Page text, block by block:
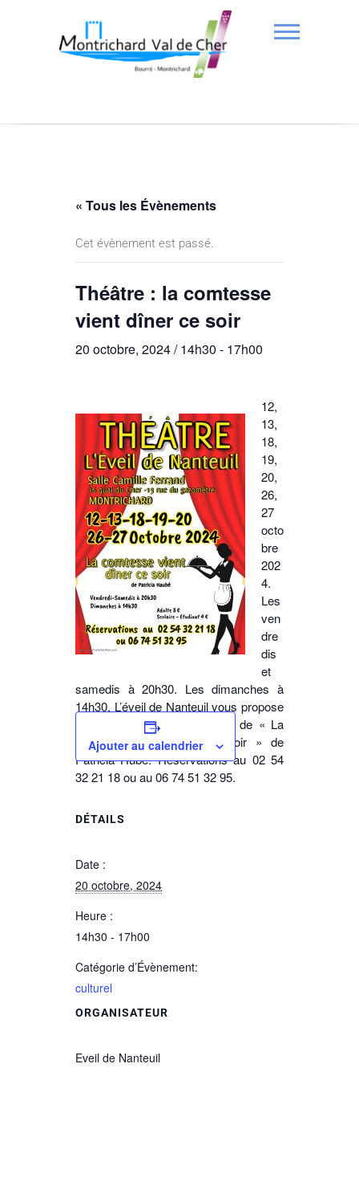
« Tous les Évènements
Cet évènement est passé.
Théâtre : la comtesse
vient dîner ce soir
20 octobre, 2024 / 14h30 - 17h00
12,
13,
18,
19,
20,
26,
27
octo
bre
202
4.
Les
ven
dre
dis
et
samedis à 20h30. Les dimanches à
14h30. L’éveil de Nanteuil vous propose
d’assister à la représentation de « La
comtesse vient dîner ce soir » de
Patricia Hubé. Réservations au 02 54
32 21 18 ou au 06 74 51 32 95.
Ajouter au calendrier
DÉTAILS
Date :
20 octobre, 2024
Heure :
14h30 - 17h00
Catégorie d’Évènement:
culturel
ORGANISATEUR
Eveil de Nanteuil